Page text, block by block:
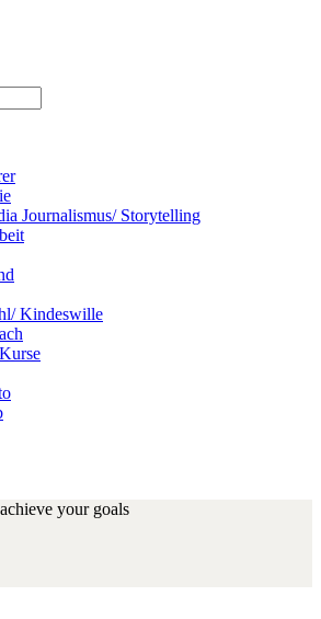
Journalismus/ Storytelling
Kindeswille
your goals